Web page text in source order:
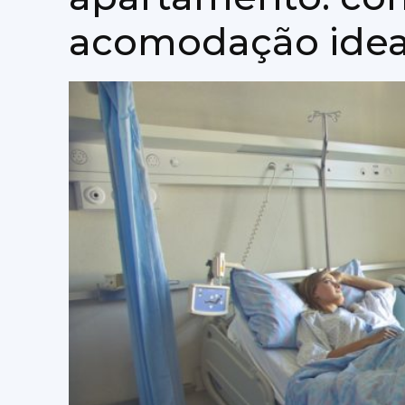
acomodação